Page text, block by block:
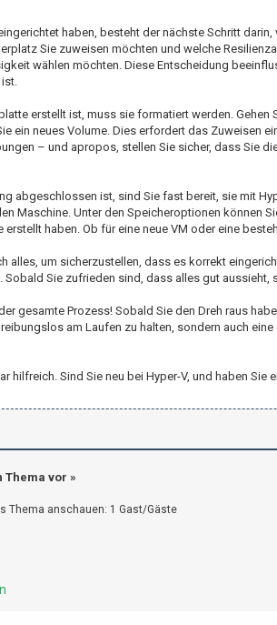
haben, besteht der nächste Schritt
Sie zuweisen möchten und welche
wählen möchten. Diese Entscheidung
erstellt ist, muss sie formatiert werden.
ein neues Volume. Dies erfordert das Zuweisen
– und apropos, stellen Sie sicher, dass Sie
abgeschlossen ist, sind Sie fast bereit, sie mit
Maschine. Unter den Speicheroptionen können
erstellt haben. Ob für eine neue VM oder eine
alles, um sicherzustellen, dass es korrekt
Sie zufrieden sind, dass alles gut aussieht,
gesamte Prozess! Sobald Sie den Dreh raus
am Laufen zu halten, sondern auch
hilfreich. Sind Sie neu bei Hyper-V, und haben
Thema vor »
Thema anschauen: 1 Gast/Gäste